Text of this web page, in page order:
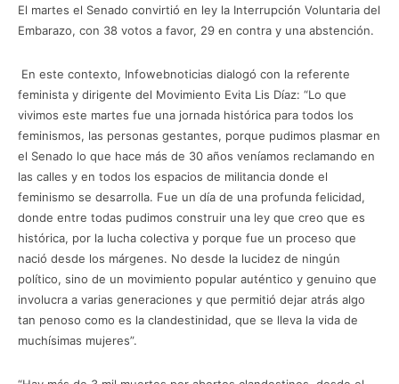
El martes el Senado convirtió en ley la Interrupción Voluntaria del
Embarazo, con 38 votos a favor, 29 en contra y una abstención.
En este contexto, Infowebnoticias dialogó con la referente
feminista y dirigente del Movimiento Evita Lis Díaz: “Lo que
vivimos este martes fue una jornada histórica para todos los
feminismos, las personas gestantes, porque pudimos plasmar en
el Senado lo que hace más de 30 años veníamos reclamando en
las calles y en todos los espacios de militancia donde el
feminismo se desarrolla. Fue un día de una profunda felicidad,
donde entre todas pudimos construir una ley que creo que es
histórica, por la lucha colectiva y porque fue un proceso que
nació desde los márgenes. No desde la lucidez de ningún
político, sino de un movimiento popular auténtico y genuino que
involucra a varias generaciones y que permitió dejar atrás algo
tan penoso como es la clandestinidad, que se lleva la vida de
muchísimas mujeres”.